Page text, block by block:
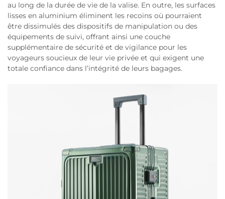
au long de la durée de vie de la valise. En outre, les surfaces
lisses en aluminium éliminent les recoins où pourraient
être dissimulés des dispositifs de manipulation ou des
équipements de suivi, offrant ainsi une couche
supplémentaire de sécurité et de vigilance pour les
voyageurs soucieux de leur vie privée et qui exigent une
totale confiance dans l’intégrité de leurs bagages.